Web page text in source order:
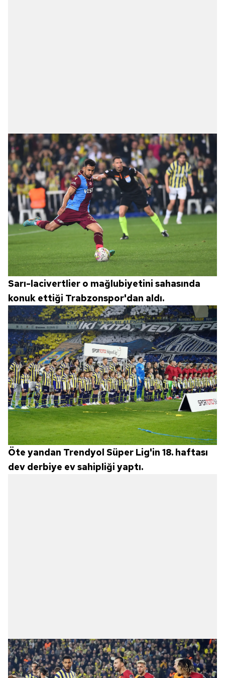
Sarı-lacivertlier o mağlubiyetini sahasında
konuk ettiği Trabzonspor'dan aldı.
Öte yandan Trendyol Süper Lig'in 18. haftası
dev derbiye ev sahipliği yaptı.